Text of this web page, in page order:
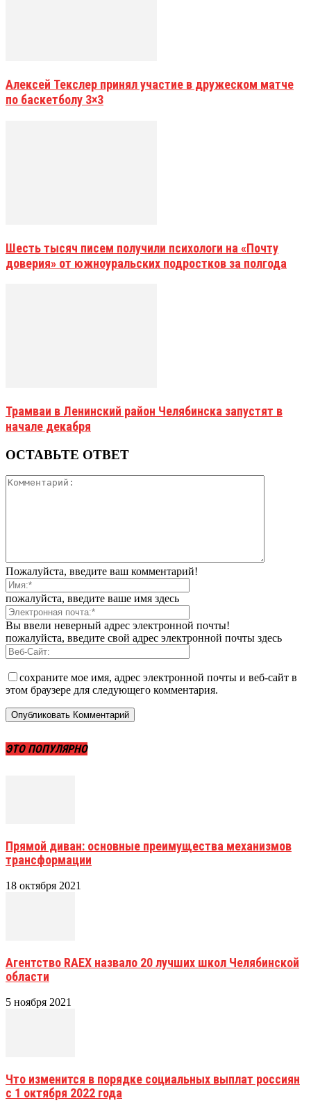
Алексей Текслер принял участие в дружеском матче
по баскетболу 3×3
Шесть тысяч писем получили психологи на «Почту
доверия» от южноуральских подростков за полгода
Трамваи в Ленинский район Челябинска запустят в
начале декабря
ОСТАВЬТЕ ОТВЕТ
Пожалуйста, введите ваш комментарий!
пожалуйста, введите ваше имя здесь
Вы ввели неверный адрес электронной почты!
пожалуйста, введите свой адрес электронной почты здесь
сохраните мое имя, адрес электронной почты и веб-сайт в
этом браузере для следующего комментария.
ЭТО ПОПУЛЯРНО
Прямой диван: основные преимущества механизмов
трансформации
18 октября 2021
Агентство RAEX назвало 20 лучших школ Челябинской
области
5 ноября 2021
Что изменится в порядке социальных выплат россиян
с 1 октября 2022 года